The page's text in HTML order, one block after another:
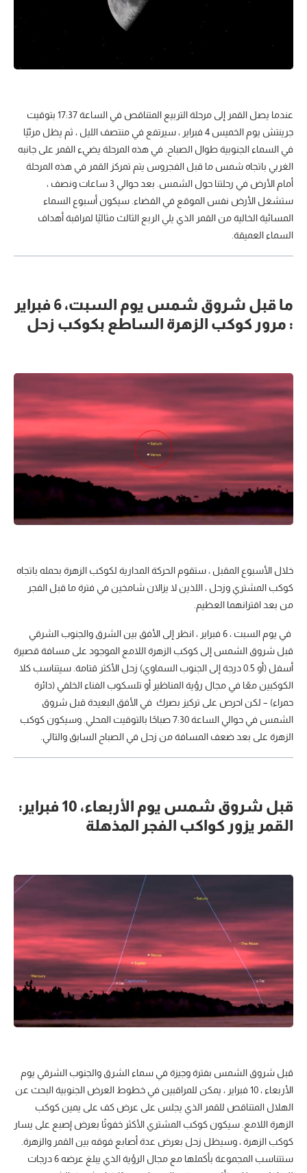
عندما يصل القمر إلى مرحلة التربيع المتناقص في الساعة 17:37 بتوقيت
جرينتش يوم الخميس 4 فبراير ، سيرتفع في منتصف الليل ، ثم يظل مرئيًا
في السماء الجنوبية طوال الصباح. في هذه المرحلة يضيء القمر على جانبه
الغربي باتجاه شمس ما قبل الفجروس يتم تمركز القمر في هذه المرحلة
أمام الأرض في رحلتنا حول الشمس. بعد حوالي 3 ساعات ونصف ،
ستشغل الأرض نفس الموقع في الفضاء. سيكون أسبوع السماء
المسائية الخالية من القمر الذي يلي الربع الثالث مثاليًا لمراقبة أهداف
السماء العميقة.
ما قبل شروق شمس يوم السبت، 6 فبراير
: مرور كوكب الزهرة الساطع بكوكب زحل
خلال الأسبوع المقبل ، ستقوم الحركة المدارية لكوكب الزهرة بحمله باتجاه
كوكب المشتري وزحل ، اللذين لا يزالان شامخين في فترة ما قبل الفجر
من بعد اقترانهما العظيم.
في يوم السبت ، 6 فبراير ، انظر إلى الأفق بين الشرق والجنوب الشرقي
قبل شروق الشمس إلى كوكب الزهرة اللامع الموجود على مسافة قصيرة
أسفل (أو 0.5 درجة إلى الجنوب السماوي) زحل الأكثر قتامة. سيتناسب كلا
الكوكبين معًا في مجال رؤية المناظير أو تلسكوب الفناء الخلفي (دائرة
حمراء) – لكن احرص على تركيز بصرك في الأفق البعيدة قبل شروق
الشمس في حوالي الساعة 7:30 صباحًا بالتوقيت المحلي. وسيكون كوكب
الزهرة على بعد ضعف المسافة من زحل في الصباح السابق والتالي.
قبل شروق شمس يوم الأربعاء، 10 فبراير:
القمر يزور كواكب الفجر المذهلة
قبل شروق الشمس بفترة وجيزة في سماء الشرق والجنوب الشرقي يوم
الأربعاء ، 10 فبراير ، يمكن للمراقبين في خطوط العرض الجنوبية البحث عن
الهلال المتناقص للقمر الذي يجلس على عرض كف على يمين كوكب
الزهرة اللامع. سيكون كوكب المشتري الأكثر خفوتًا بعرض إصبع على يسار
كوكب الزهرة ، وسيظل زحل بعرض عدة أصابع فوقه بين القمر والزهرة.
ستتناسب المجموعة بأكملها مع مجال الرؤية الذي يبلغ عرضه 6 درجات